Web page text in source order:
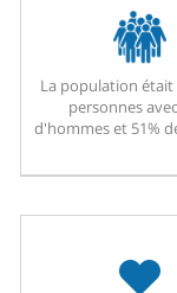
La population était
personnes
d'hommes et 51%